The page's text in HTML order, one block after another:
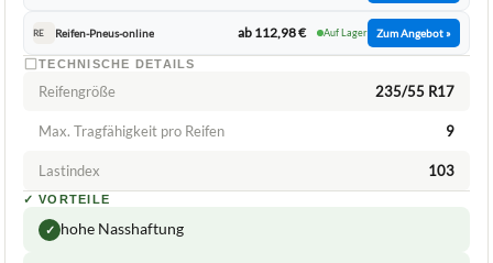
RE Reifen-Pneus-online ab 112,98 € Auf Lager Zum Angebot »
TECHNISCHE DETAILS
Reifengröße 235/55 R17
Max. Tragfähigkeit pro Reifen 9
Lastindex 103
✓ VORTEILE
✓ hohe Nasshaftung